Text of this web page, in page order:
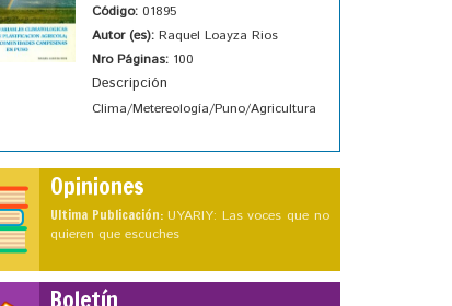
Código: 01895
Autor (es): Raquel Loayza Rios
Nro Páginas: 100
Descripción
Clima/Metereología/Puno/Agricultura
Opiniones
Ultima Publicación: UYARIY: Las voces que no
quieren que escuches
Boletín